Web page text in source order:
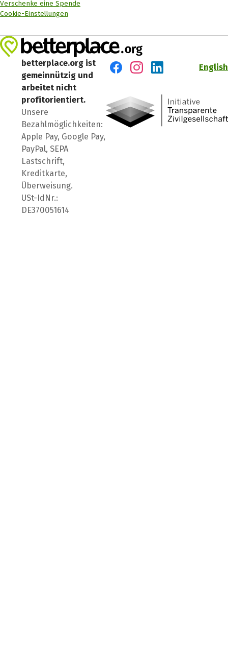
Verschenke eine Spende
Cookie-Einstellungen
betterplace.org ist
gemeinnützig und
arbeitet nicht
profitorientiert.
Unsere
Bezahlmöglichkeiten:
Apple Pay, Google Pay,
PayPal, SEPA
Lastschrift,
Kreditkarte,
Überweisung.
USt-IdNr.:
DE370051614
English